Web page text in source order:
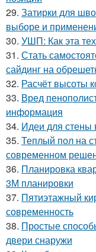
29. Затирки для
выборе и
30. УШП: Как эта
31. Стать
сайдинг на
32. Расчёт высоты
33. Вред
информация
34. Идеи для стены
35. Теплый пол на
современном
36. Планировка
3М планировки
37. Пятиэтажный
современность
38. Простые
двери снаружи